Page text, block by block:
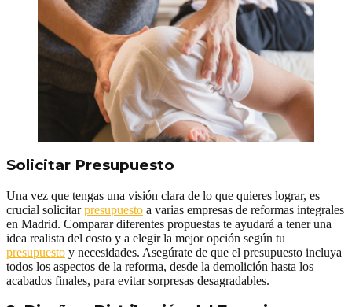
Solicitar Presupuesto
Una vez que tengas una visión clara de lo que quieres lograr, es
crucial solicitarpresupuesto a varias empresas de reformas integrales
en Madrid. Comparar diferentes propuestas te ayudará a tener una
idea realista del costo y a elegir la mejor opción según tu
presupuesto y necesidades. Asegúrate de que el presupuesto incluya
todos los aspectos de la reforma, desde la demolición hasta los
acabados finales, para evitar sorpresas desagradables.